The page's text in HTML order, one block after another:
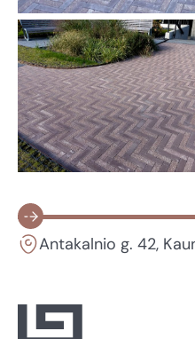
Antakalnio g. 42,